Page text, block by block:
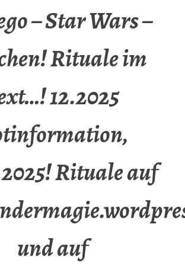
– Star Wars –
Rituale im
12.2025
Rituale auf
und auf